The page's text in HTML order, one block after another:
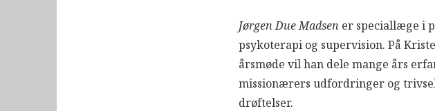
Jørgen Due Madsen er speciallæge i
psykoterapi og supervision. På
årsmøde vil han dele mange års
missionærers udfordringer og
drøftelser.